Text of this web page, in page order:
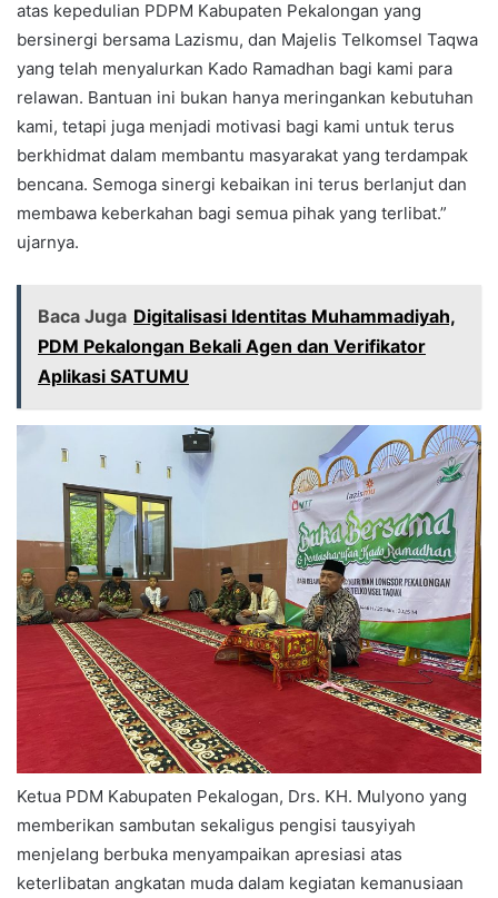
atas kepedulian PDPM Kabupaten Pekalongan yang
bersinergi bersama Lazismu, dan Majelis Telkomsel Taqwa
yang telah menyalurkan Kado Ramadhan bagi kami para
relawan. Bantuan ini bukan hanya meringankan kebutuhan
kami, tetapi juga menjadi motivasi bagi kami untuk terus
berkhidmat dalam membantu masyarakat yang terdampak
bencana. Semoga sinergi kebaikan ini terus berlanjut dan
membawa keberkahan bagi semua pihak yang terlibat.”
ujarnya.
Baca Juga Digitalisasi Identitas Muhammadiyah,
PDM Pekalongan Bekali Agen dan Verifikator
Aplikasi SATUMU
Ketua PDM Kabupaten Pekalogan, Drs. KH. Mulyono yang
memberikan sambutan sekaligus pengisi tausyiyah
menjelang berbuka menyampaikan apresiasi atas
keterlibatan angkatan muda dalam kegiatan kemanusiaan